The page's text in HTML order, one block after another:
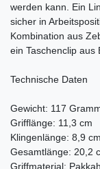
werden kann. Ein
sicher in
Kombination aus
ein Taschenclip aus
Technische Daten
Gewicht: 117
Grifflänge: 11,3 cm
Klingenlänge: 8,9 cm
Gesamtlänge: 20,2
Griffmaterial: